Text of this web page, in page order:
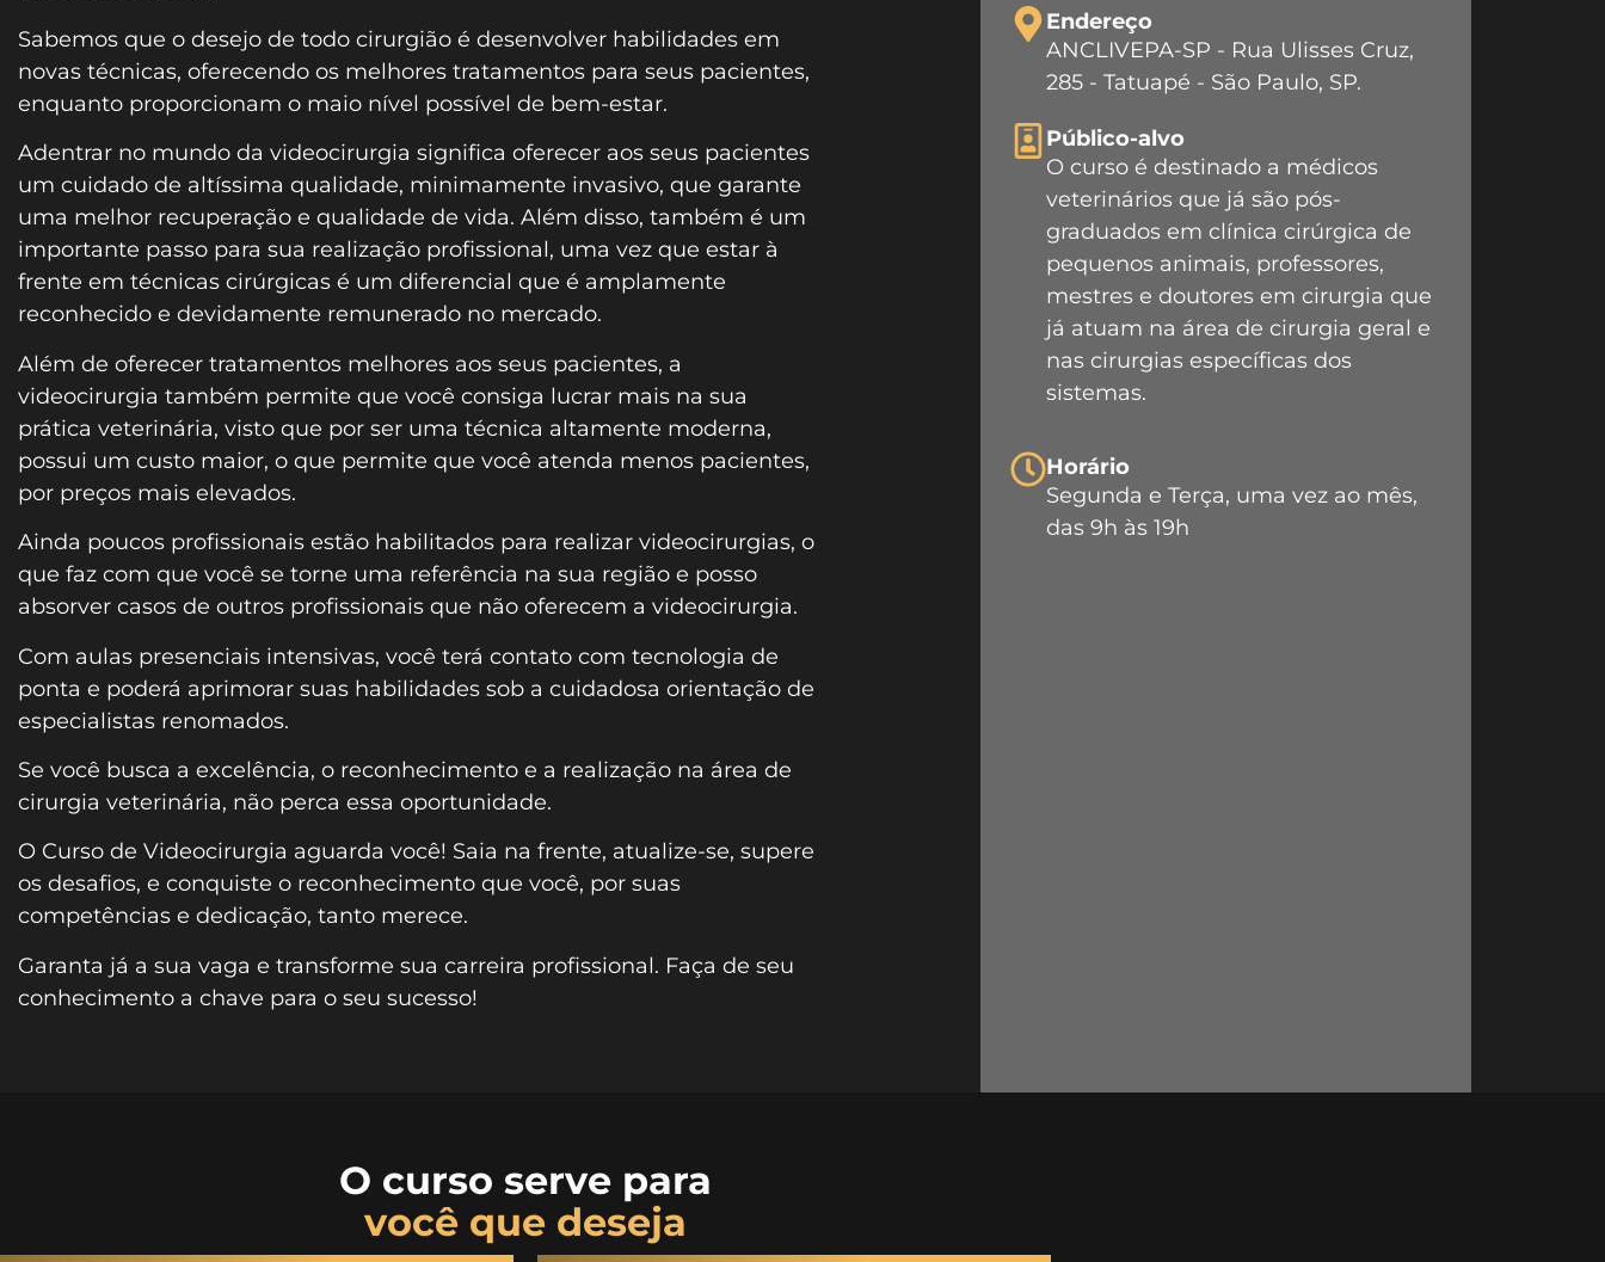
Sabemos que o desejo de todo cirurgião é desenvolver habilidades em
novas técnicas, oferecendo os melhores tratamentos para seus pacientes,
enquanto proporcionam o maio nível possível de bem-estar.
Adentrar no mundo da videocirurgia significa oferecer aos seus pacientes
um cuidado de altíssima qualidade, minimamente invasivo, que garante
uma melhor recuperação e qualidade de vida. Além disso, também é um
importante passo para sua realização profissional, uma vez que estar à
frente em técnicas cirúrgicas é um diferencial que é amplamente
reconhecido e devidamente remunerado no mercado.
Além de oferecer tratamentos melhores aos seus pacientes, a
videocirurgia também permite que você consiga lucrar mais na sua
prática veterinária, visto que por ser uma técnica altamente moderna,
possui um custo maior, o que permite que você atenda menos pacientes,
por preços mais elevados.
Ainda poucos profissionais estão habilitados para realizar videocirurgias, o
que faz com que você se torne uma referência na sua região e posso
absorver casos de outros profissionais que não oferecem a videocirurgia.
Com aulas presenciais intensivas, você terá contato com tecnologia de
ponta e poderá aprimorar suas habilidades sob a cuidadosa orientação de
especialistas renomados.
Se você busca a excelência, o reconhecimento e a realização na área de
cirurgia veterinária, não perca essa oportunidade.
O Curso de Videocirurgia aguarda você! Saia na frente, atualize-se, supere
os desafios, e conquiste o reconhecimento que você, por suas
competências e dedicação, tanto merece.
Garanta já a sua vaga e transforme sua carreira profissional. Faça de seu
conhecimento a chave para o seu sucesso!
Endereço
ANCLIVEPA-SP - Rua Ulisses Cruz,
285 - Tatuapé - São Paulo, SP.
Público-alvo
O curso é destinado a médicos
veterinários que já são pós-
graduados em clínica cirúrgica de
pequenos animais, professores,
mestres e doutores em cirurgia que
já atuam na área de cirurgia geral e
nas cirurgias específicas dos
sistemas.
Horário
Segunda e Terça, uma vez ao mês,
das 9h às 19h
O curso serve para
você que deseja